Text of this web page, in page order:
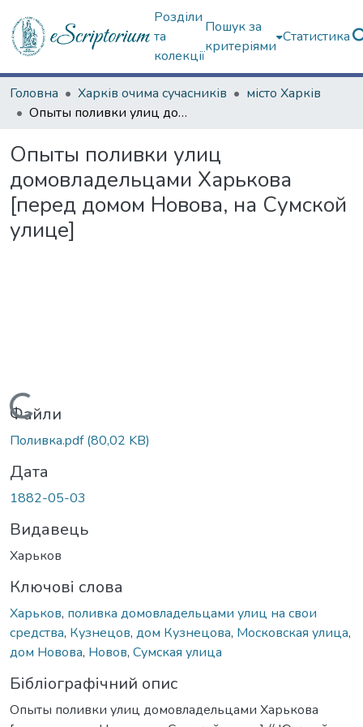
Розділи
та
колекції
Пошук за
критеріями
Статистика
Головна Харків очима сучасників
місто Харків
Опыты поливки улиц домовладельцами Харькова [перед домом Новова, на Сумской улице]
Опыты поливки улиц
домовладельцами Харькова
[перед домом Новова, на Сумской
улице]
Вантажиться...
Файли
Поливка.pdf(80,02 KB)
Дата
1882-05-03
Видавець
Харьков
Ключові слова
Харьков, поливка домовладельцами улиц на свои
средства, Кузнецов, дом Кузнецова, Московская улица,
дом Новова, Новов, Сумская улица
Бібліографічний опис
Опыты поливки улиц домовладельцами Харькова